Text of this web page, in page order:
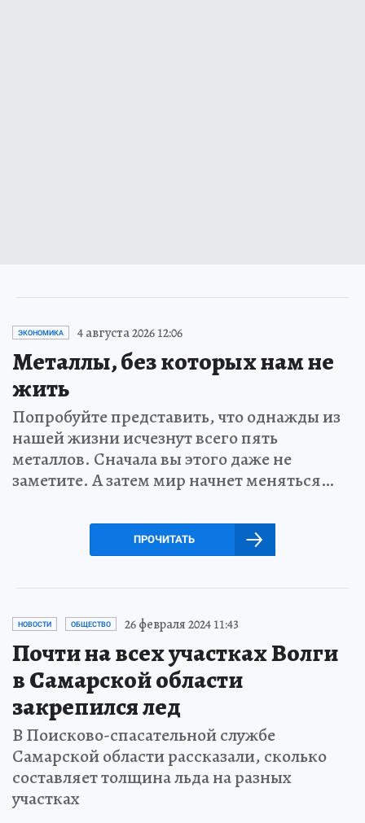
ЭКОНОМИКА 4 августа 2026 12:06
Металлы, без которых нам не
жить
Попробуйте представить, что однажды из
нашей жизни исчезнут всего пять
металлов. Сначала вы этого даже не
заметите. А затем мир начнет меняться…
ПРОЧИТАТЬ
НОВОСТИ ОБЩЕСТВО 26 февраля 2024 11:43
Почти на всех участках Волги
в Самарской области
закрепился лед
В Поисково-спасательной службе
Самарской области рассказали, сколько
составляет толщина льда на разных
участках